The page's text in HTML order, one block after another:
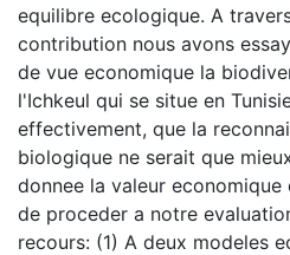
equilibre ecologique. A
contribution nous avons
de vue economique la
l'Ichkeul qui se situe en
effectivement, que la
biologique ne serait que
donnee la valeur
de proceder a notre
recours: (1) A deux modeles